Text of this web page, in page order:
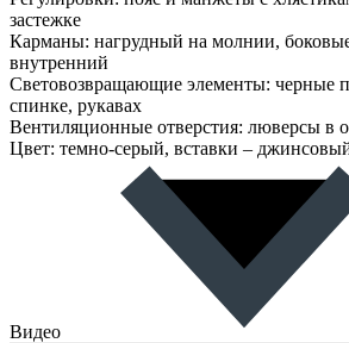
застежке
Карманы: нагрудный на молнии,
внутренний
Световозвращающие элементы: черные
спинке, рукавах
Вентиляционные отверстия: люверсы в
Цвет: темно-серый, вставки –
Видео